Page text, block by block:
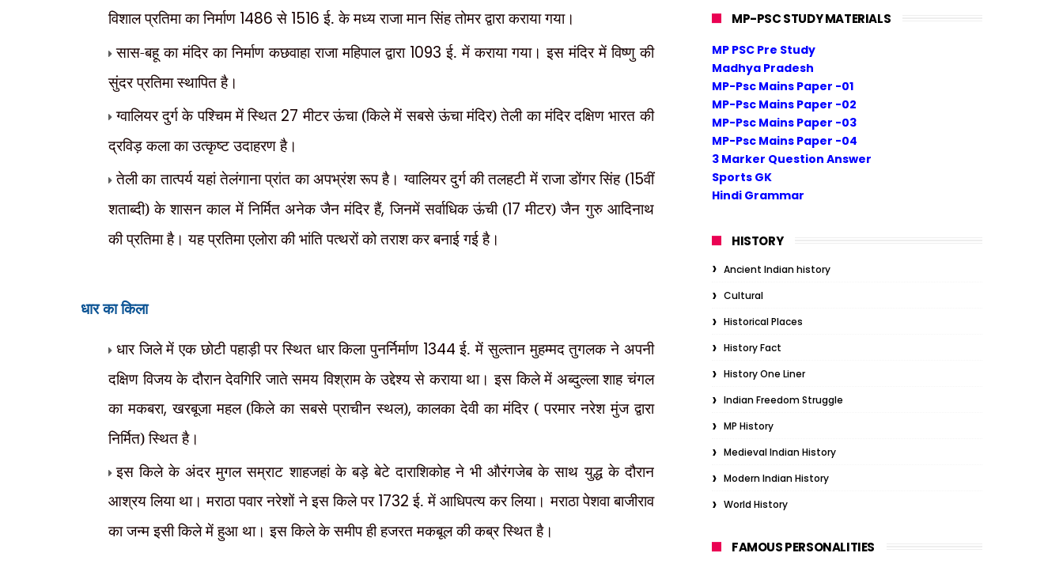
विशाल प्रतिमा का निर्माण 1486 से 1516 ई. के मध्य राजा मान सिंह तोमर द्वारा कराया गया।
सास-बहू का मंदिर का निर्माण कछवाहा राजा महिपाल द्वारा 1093 ई. में कराया गया। इस मंदिर में विष्णु की
सुंदर प्रतिमा स्थापित है।
ग्वालियर दुर्ग के पश्चिम में स्थित 27 मीटर ऊंचा (किले में सबसे ऊंचा मंदिर) तेली का मंदिर दक्षिण भारत की
द्रविड़ कला का उत्कृष्ट उदाहरण है।
तेली का तात्पर्य यहां तेलंगाना प्रांत का अपभ्रंश रूप है। ग्वालियर दुर्ग की तलहटी में राजा डोंगर सिंह (15वीं
शताब्दी) के शासन काल में निर्मित अनेक जैन मंदिर हैं,जिनमें सर्वाधिक ऊंची (17 मीटर) जैन गुरु आदिनाथ
की प्रतिमा है। यह प्रतिमा एलोरा की भांति पत्थरों को तराश कर बनाई गई है।
धार का किला
धार जिले में एक छोटी पहाड़ी पर स्थित धार किला पुनर्निर्माण 1344 ई. में सुल्तान मुहम्मद तुगलक ने अपनी
दक्षिण विजय के दौरान देवगिरि जाते समय विश्राम के उद्देश्य से कराया था। इस किले में अब्दुल्ला शाह चंगल
का मकबरा,खरबूजा महल (किले का सबसे प्राचीन स्थल),कालका देवी का मंदिर ( परमार नरेश मुंज द्वारा
निर्मित) स्थित है।
इस किले के अंदरमुगल सम्राट शाहजहां के बड़े बेटे दाराशिकोह ने भी औरंगजेब के साथ युद्ध के दौरान
आश्रय लिया था। मराठा पवार नरेशों ने इस किले पर 1732 ई. में आधिपत्य कर लिया। मराठा पेशवा बाजीराव
का जन्म इसी किले में हुआ था। इस किले के समीप ही हजरत मकबूल की कब्र स्थित है।
MP-PSC STUDY MATERIALS
MP PSC Pre Study
Madhya Pradesh
MP-Psc Mains Paper -01
MP-Psc Mains Paper -02
MP-Psc Mains Paper -03
MP-Psc Mains Paper -04
3 Marker Question Answer
Sports GK
Hindi Grammar
HISTORY
Ancient Indian history
Cultural
Historical Places
History Fact
History One Liner
Indian Freedom Struggle
MP History
Medieval Indian History
Modern Indian History
World History
FAMOUS PERSONALITIES